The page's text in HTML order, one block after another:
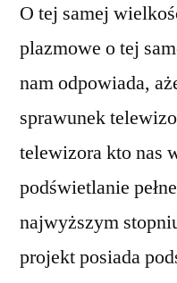
O tej samej
plazmowe o tej
nam odpowiada,
sprawunek
telewizora kto nas
podświetlanie
najwyższym
projekt posiada